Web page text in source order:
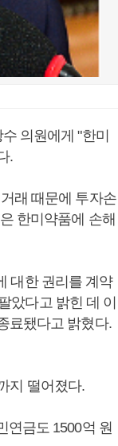
의원에게 "한미
.
래 때문에 투자손
한미약품에 손해
대한 권리를 계약
았다고 밝힌 데 이
료됐다고 밝혔다.
지 떨어졌다.
연금도 1500억 원